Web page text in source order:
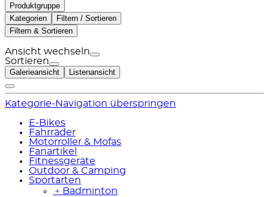
Produktgruppe
Kategorien
Filtern / Sortieren
Filtern & Sortieren
Ansicht wechseln
Sortieren
Galerieansicht Listenansicht
Kategorie-Navigation überspringen
E-Bikes
Fahrräder
Motorroller & Mofas
Fanartikel
Fitnessgeräte
Outdoor & Camping
Sportarten
﹢ Badminton